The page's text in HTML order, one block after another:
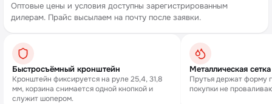
Оптовые цены и условия доступны зарегистрированным
дилерам. Прайс высылаем на почту после заявки.
Быстросъёмный кронштейн
Кронштейн фиксируется на руле 25,4, 31,8
мм, корзина снимается одной кнопкой и
служит шопером.
Металлическая сетка
Прутья держат форму
покупки не